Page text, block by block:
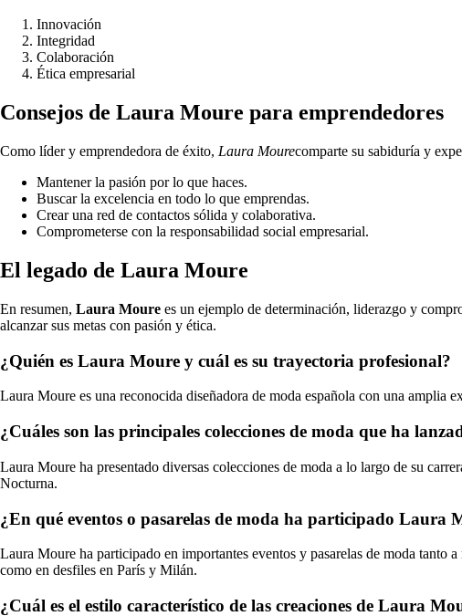
Innovación
Integridad
Colaboración
Ética empresarial
Consejos de Laura Moure para emprendedores
Como líder y emprendedora de éxito, Laura Mourecomparte su sabiduría y
Mantener la pasión por lo que haces.
Buscar la excelencia en todo lo que emprendas.
Crear una red de contactos sólida y colaborativa.
Comprometerse con la responsabilidad social empresarial.
El legado de Laura Moure
En resumen, Laura Moure es un ejemplo de determinación, liderazgo y
alcanzar sus metas con pasión y ética.
¿Quién es Laura Moure y cuál es su trayectoria profesional?
Laura Moure es una reconocida diseñadora de moda española con una amplia
¿Cuáles son las principales colecciones de moda que ha
Laura Moure ha presentado diversas colecciones de moda a lo largo de su
Nocturna.
¿En qué eventos o pasarelas de moda ha participado Laura
Laura Moure ha participado en importantes eventos y pasarelas de moda tanto
como en desfiles en París y Milán.
¿Cuál es el estilo característico de las creaciones de Laura